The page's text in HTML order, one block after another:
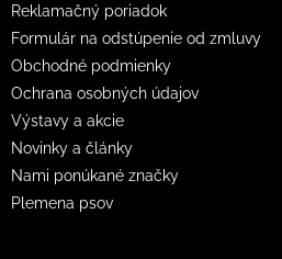
Reklamačný poriadok
Formulár na odstúpenie od zmluvy
Obchodné podmienky
Ochrana osobných údajov
Výstavy a akcie
Novinky a články
Nami ponúkané značky
Plemena psov